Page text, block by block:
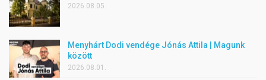
2026.08.05.
Menyhárt Dodi vendége Jónás Attila | Magunk
között
2026.08.01.